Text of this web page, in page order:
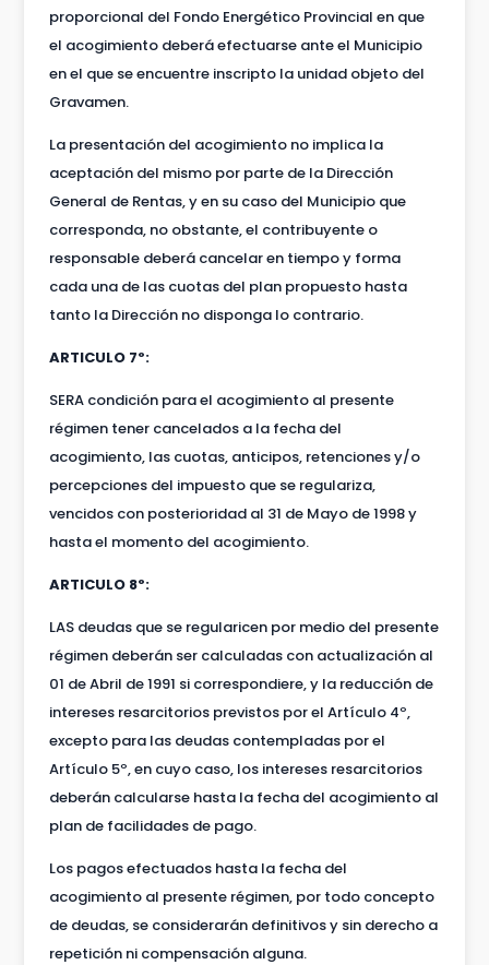
proporcional del Fondo Energético Provincial en que
el acogimiento deberá efectuarse ante el Municipio
en el que se encuentre inscripto la unidad objeto del
Gravamen.
La presentación del acogimiento no implica la
aceptación del mismo por parte de la Dirección
General de Rentas, y en su caso del Municipio que
corresponda, no obstante, el contribuyente o
responsable deberá cancelar en tiempo y forma
cada una de las cuotas del plan propuesto hasta
tanto la Dirección no disponga lo contrario.
ARTICULO 7º:
SERA condición para el acogimiento al presente
régimen tener cancelados a la fecha del
acogimiento, las cuotas, anticipos, retenciones y/o
percepciones del impuesto que se regulariza,
vencidos con posterioridad al 31 de Mayo de 1998 y
hasta el momento del acogimiento.
ARTICULO 8º:
LAS deudas que se regularicen por medio del presente
régimen deberán ser calculadas con actualización al
01 de Abril de 1991 si correspondiere, y la reducción de
intereses resarcitorios previstos por el Artículo 4º,
excepto para las deudas contempladas por el
Artículo 5º, en cuyo caso, los intereses resarcitorios
deberán calcularse hasta la fecha del acogimiento al
plan de facilidades de pago.
Los pagos efectuados hasta la fecha del
acogimiento al presente régimen, por todo concepto
de deudas, se considerarán definitivos y sin derecho a
repetición ni compensación alguna.